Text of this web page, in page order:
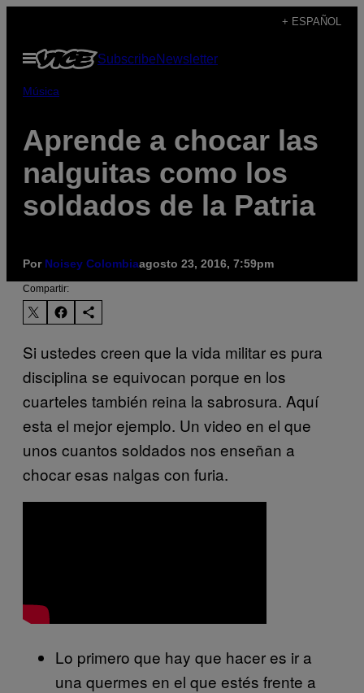
contenido
+ ESPAÑOL
Abrir
Menú
SubscribeNewsletter
Música
Aprende a chocar las
nalguitas como los
soldados de la Patria
Por Noisey Colombiaagosto 23, 2016, 7:59pm
Compartir:
Si ustedes creen que la vida militar es pura
disciplina se equivocan porque en los
cuarteles también reina la sabrosura. Aquí
esta el mejor ejemplo. Un video en el que
unos cuantos soldados nos enseñan a
chocar esas nalgas con furia.
Lo primero que hay que hacer es ir a
una quermes en el que estés frente a